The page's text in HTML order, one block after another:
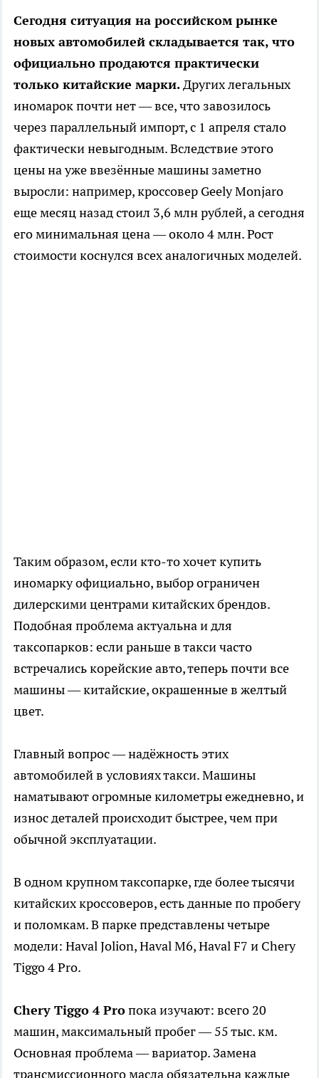
Сегодня ситуация на российском рынке
новых автомобилей складывается так, что
официально продаются практически
только китайские марки.Других легальных
иномарок почти нет — все, что завозилось
через параллельный импорт, с 1 апреля стало
фактически невыгодным. Вследствие этого
цены на уже ввезённые машины заметно
выросли: например, кроссовер Geely Monjaro
еще месяц назад стоил 3,6 млн рублей, а сегодня
его минимальная цена — около 4 млн. Рост
стоимости коснулся всех аналогичных моделей.
Таким образом, если кто-то хочет купить
иномарку официально, выбор ограничен
дилерскими центрами китайских брендов.
Подобная проблема актуальна и для
таксопарков: если раньше в такси часто
встречались корейские авто, теперь почти все
машины — китайские, окрашенные в желтый
цвет.
Главный вопрос — надёжность этих
автомобилей в условиях такси. Машины
наматывают огромные километры ежедневно, и
износ деталей происходит быстрее, чем при
обычной эксплуатации.
В одном крупном таксопарке, где более тысячи
китайских кроссоверов, есть данные по пробегу
и поломкам. В парке представлены четыре
модели: Haval Jolion, Haval M6, Haval F7 и Chery
Tiggo 4 Pro.
Chery Tiggo 4 Proпока изучают: всего 20
машин, максимальный пробег — 55 тыс. км.
Основная проблема — вариатор. Замена
трансмиссионного масла обязательна каждые